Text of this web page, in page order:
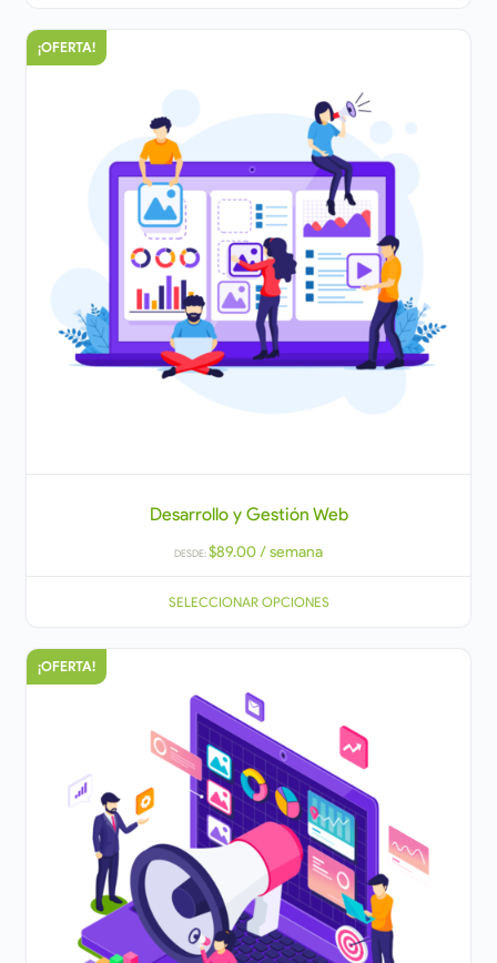
¡OFERTA!
Desarrollo y Gestión Web
DESDE:$89.00/ semana
SELECCIONAR OPCIONES
¡OFERTA!